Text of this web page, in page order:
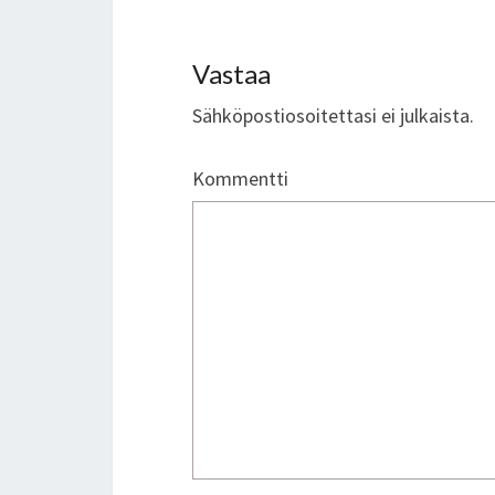
Vastaa
Sähköpostiosoitettasi ei julkaista.
Kommentti